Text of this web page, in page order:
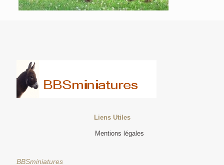
Liens Utiles
Mentions légales
BBSminiatures